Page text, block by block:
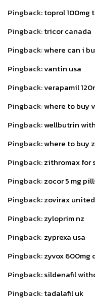
Pingback:toprol 100mg
Pingback:tricor canada
Pingback:where can i
Pingback:vantin usa
Pingback:verapamil
Pingback:where to buy
Pingback:wellbutrin
Pingback:where to buy
Pingback:zithromax for
Pingback:zocor 5 mg
Pingback:zovirax
Pingback:zyloprim nz
Pingback:zyprexa usa
Pingback:zyvox 600mg
Pingback:sildenafil
Pingback:tadalafil uk